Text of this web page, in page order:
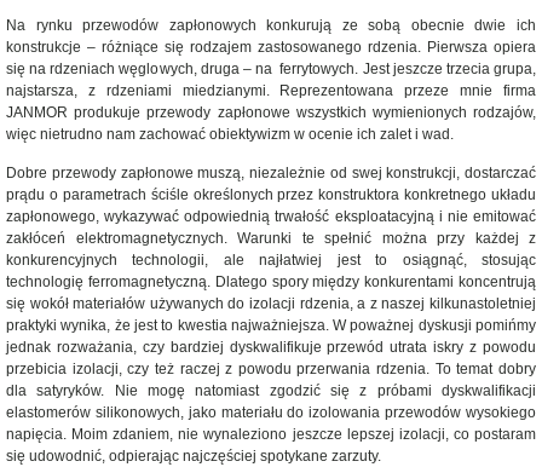
Na rynku przewodów zapłonowych konkurują ze sobą obecnie dwie ich
konstrukcje – różniące się rodzajem zastosowanego rdzenia. Pierwsza opiera
się na rdzeniach węglowych, druga – na ferrytowych. Jest jeszcze trzecia grupa,
najstarsza, z rdzeniami miedzianymi. Reprezentowana przeze mnie firma
JANMOR produkuje przewody zapłonowe wszystkich wymienionych rodzajów,
więc nietrudno nam zachować obiektywizm w ocenie ich zalet i wad.
Dobre przewody zapłonowe muszą, niezależnie od swej konstrukcji, dostarczać
prądu o parametrach ściśle określonych przez konstruktora konkretnego układu
zapłonowego, wykazywać odpowiednią trwałość eksploatacyjną i nie emitować
zakłóceń elektromagnetycznych. Warunki te spełnić można przy każdej z
konkurencyjnych technologii, ale najłatwiej jest to osiągnąć, stosując
technologię ferromagnetyczną. Dlatego spory między konkurentami koncentrują
się wokół materiałów używanych do izolacji rdzenia, a z naszej kilkunastoletniej
praktyki wynika, że jest to kwestia najważniejsza. W poważnej dyskusji pomińmy
jednak rozważania, czy bardziej dyskwalifikuje przewód utrata iskry z powodu
przebicia izolacji, czy też raczej z powodu przerwania rdzenia. To temat dobry
dla satyryków. Nie mogę natomiast zgodzić się z próbami dyskwalifikacji
elastomerów silikonowych, jako materiału do izolowania przewodów wysokiego
napięcia. Moim zdaniem, nie wynaleziono jeszcze lepszej izolacji, co postaram
się udowodnić, odpierając najczęściej spotykane zarzuty.